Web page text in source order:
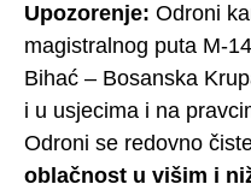
Upozorenje: Odroni
magistralnog puta M-
Bihać – Bosanska
i u usjecima i na
Odroni se redovno
oblačnost u višim i